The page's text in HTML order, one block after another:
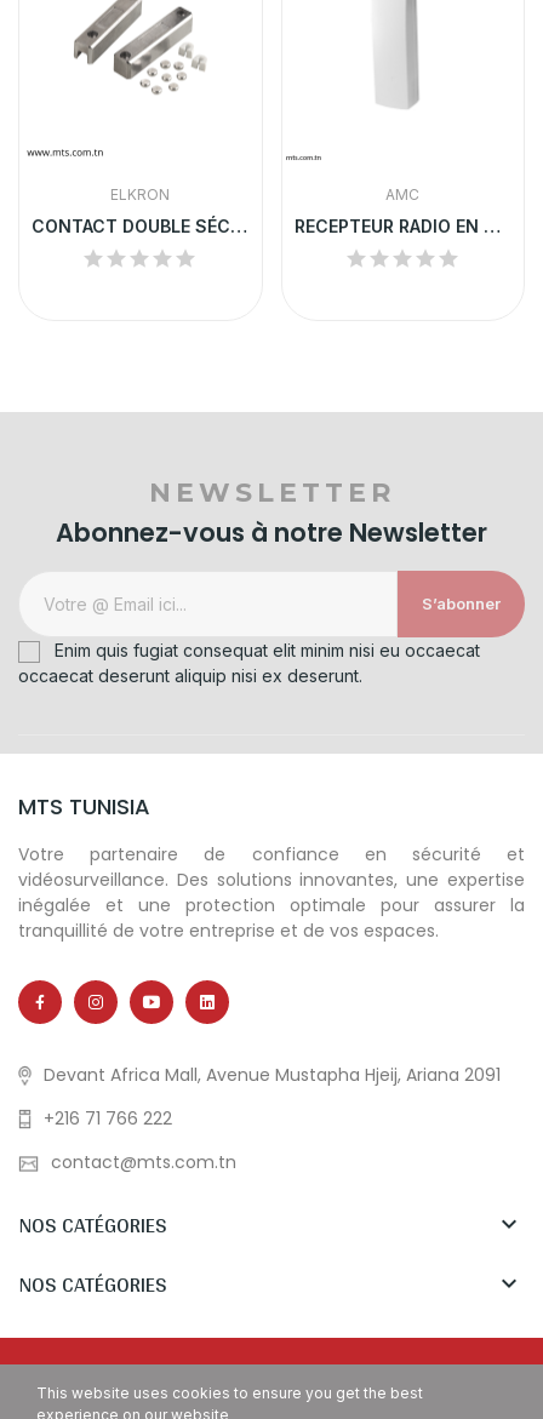
ELKRON
CONTACT DOUBLE SÉCURITÉ EN ALUMINIUM
AMC
RECEPTEUR RADIO EN SERIE-868MHZ
NEWSLETTER
Abonnez-vous à notre Newsletter
S’abonner
Enim quis fugiat consequat elit minim nisi eu occaecat
occaecat deserunt aliquip nisi ex deserunt.
MTS TUNISIA
Votre partenaire de confiance en sécurité et
vidéosurveillance. Des solutions innovantes, une expertise
inégalée et une protection optimale pour assurer la
tranquillité de votre entreprise et de vos espaces.
Devant Africa Mall, Avenue Mustapha Hjeij, Ariana 2091
+216 71 766 222
contact@mts.com.tn
NOS CATÉGORIES 
NOS CATÉGORIES 
This website uses cookies to ensure you get the best
experience on our website